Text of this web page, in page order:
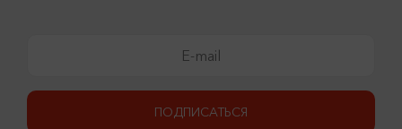
ПОДПИСАТЬСЯ